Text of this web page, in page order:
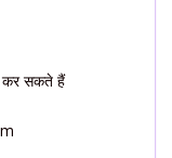
कर सकते हैं